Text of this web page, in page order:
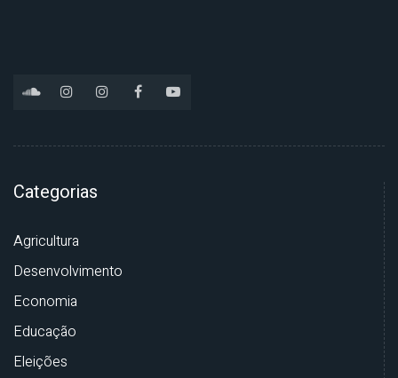
Categorias
Agricultura
Desenvolvimento
Economia
Educação
Eleições